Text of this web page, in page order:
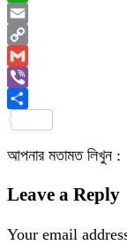
WhatsApp
Email
Copy
Link
Gmail
Viber
আপনার মতামত লিখুন :
Leave a Reply
Your email